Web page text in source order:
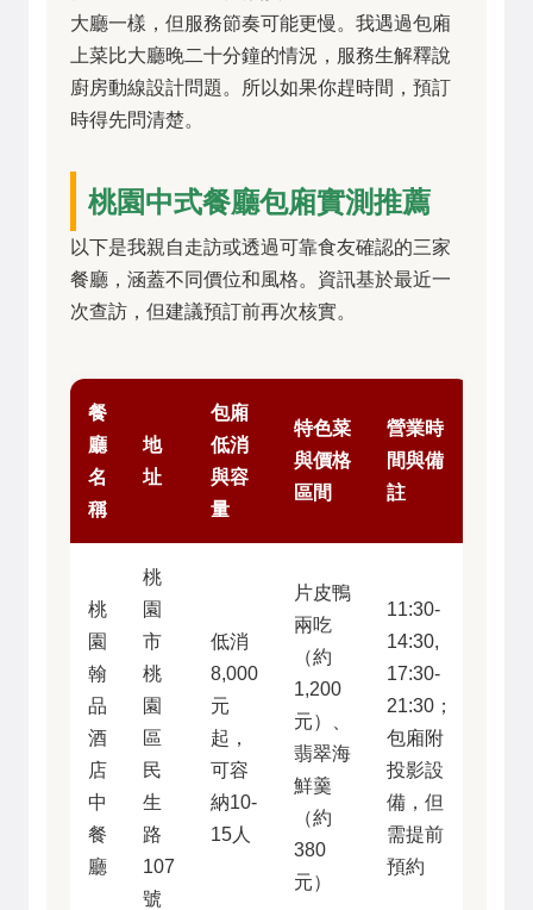
大廳一樣，但服務節奏可能更慢。我遇過包廂
上菜比大廳晚二十分鐘的情況，服務生解釋說
廚房動線設計問題。所以如果你趕時間，預訂
時得先問清楚。
桃園中式餐廳包廂實測推薦
以下是我親自走訪或透過可靠食友確認的三家
餐廳，涵蓋不同價位和風格。資訊基於最近一
次查訪，但建議預訂前再次核實。
餐
廳
名
稱
地
址
包廂
低消
與容
量
特色菜
與價格
區間
營業時
間與備
註
桃
園
翰
品
酒
店
中
餐
廳
桃
園
市
桃
園
區
民
生
路
107
號
低消
8,000
元
起，
可容
納10-
15人
片皮鴨
兩吃
（約
1,200
元）、
翡翠海
鮮羹
（約
380
元）
11:30-
14:30,
17:30-
21:30；
包廂附
投影設
備，但
需提前
預約